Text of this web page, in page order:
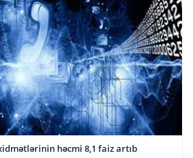
həcmi 8,1 faiz artıb